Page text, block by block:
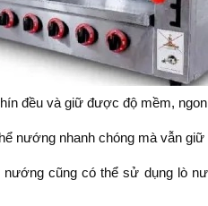
đều và giữ được độ mềm,
nướng nhanh chóng mà vẫn
cũng có thể sử dụng lò